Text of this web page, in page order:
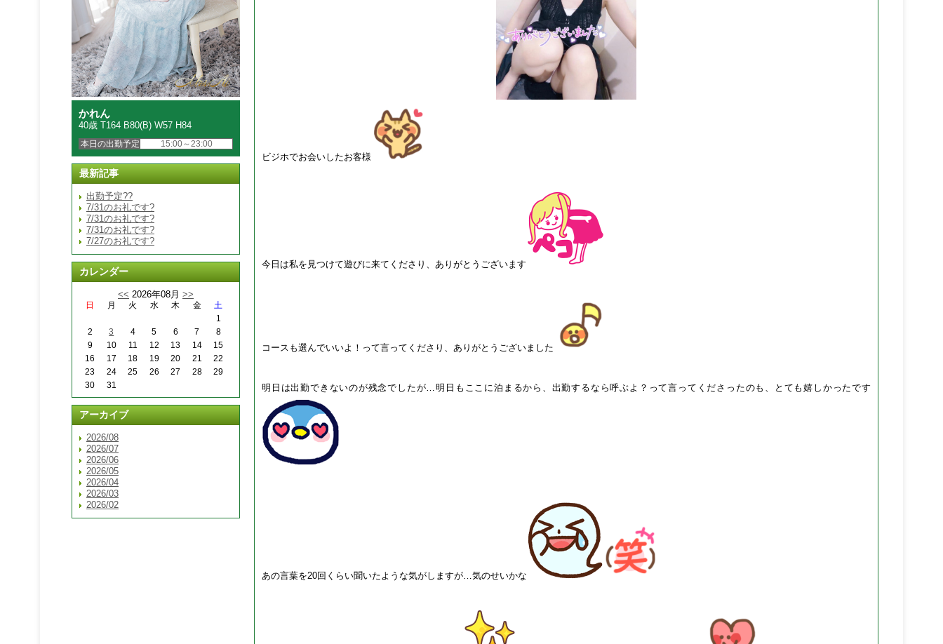
かれん
40歳 T164 B80(B) W57 H84
本日の出勤予定 15:00～23:00
最新記事
出勤予定??
7/31のお礼です?
7/31のお礼です?
7/31のお礼です?
7/27のお礼です?
カレンダー
<< 2026年08月 >>
日 月 火 水 木 金
土
1
2
3 4 5 6 7
8
9
10 11 12 13 14
15
16
17 18 19 20 21
22
23
24 25 26 27 28
29
30
31
アーカイブ
2026/08
2026/07
2026/06
2026/05
2026/04
2026/03
2026/02
ビジホでお会いしたお客様
今日は私を見つけて遊びに来てくださり、ありがとうございます
コースも選んでいいよ！って言ってくださり、ありがとうございました
明日は出勤できないのが残念でしたが…明日もここに泊まるから、出勤するなら呼ぶよ？って言ってくださったのも、とても嬉しかったです
あの言葉を20回くらい聞いたような気がしますが…気のせいかな